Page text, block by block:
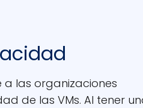
las organizaciones
de las VMs. Al tener